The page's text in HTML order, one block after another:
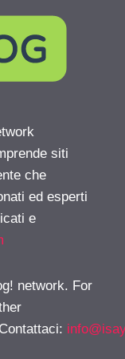
siti
che
ed esperti
e
network. For
: